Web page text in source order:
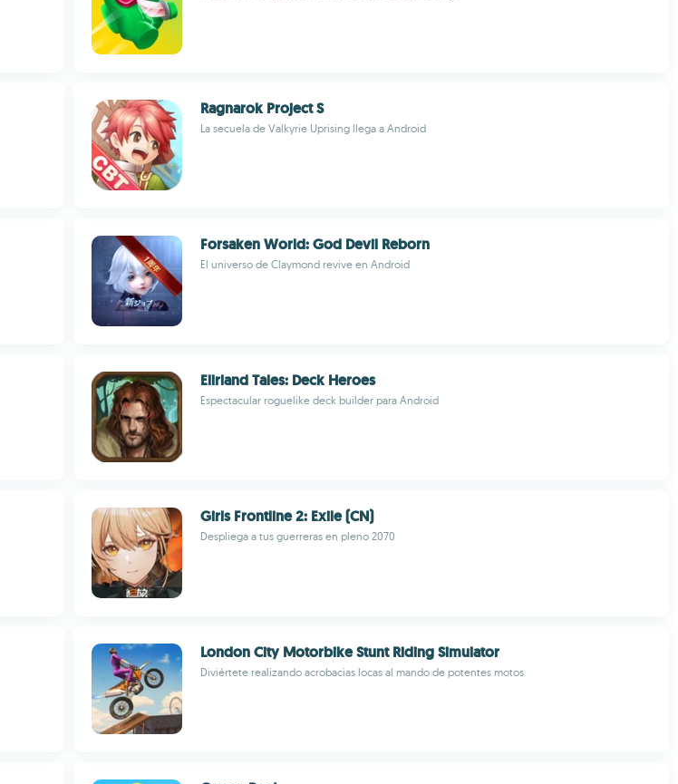
Ragnarok Project S
La secuela de Valkyrie Uprising llega a Android
Forsaken World: God Devil Reborn
El universo de Claymond revive en Android
Ellrland Tales: Deck Heroes
Espectacular roguelike deck builder para Android
Girls Frontline 2: Exile (CN)
Despliega a tus guerreras en pleno 2070
London City Motorbike Stunt Riding Simulator
Diviértete realizando acrobacias locas al mando de potentes motos